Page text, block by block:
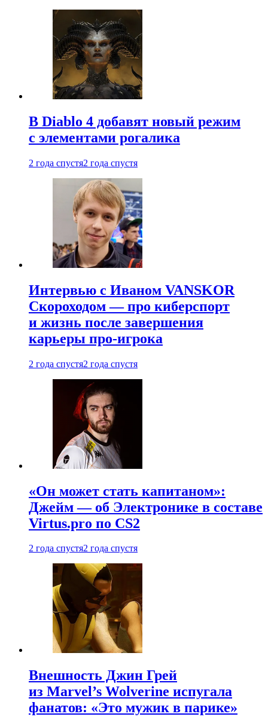
В Diablo 4 добавят новый режим
с элементами рогалика
2 года спустя2 года спустя
Интервью с Иваном VANSKOR
Скороходом — про киберспорт
и жизнь после завершения
карьеры про-игрока
2 года спустя2 года спустя
«Он может стать капитаном»:
Джейм — об Электронике в составе
Virtus.pro по CS2
2 года спустя2 года спустя
Внешность Джин Грей
из Marvel’s Wolverine испугала
фанатов: «Это мужик в парике»